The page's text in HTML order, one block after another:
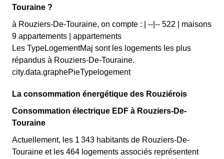
Touraine ?
à Rouziers-De-Touraine, on compte : | --|-- 522 | maisons
9 appartements | appartements
Les TypeLogementMaj sont les logements les plus
répandus à Rouziers-De-Touraine.
city.data.graphePieTypelogement
La consommation énergétique des Rouziérois
Consommation électrique EDF à Rouziers-De-
Touraine
Actuellement, les 1 343 habitants de Rouziers-De-
Touraine et les 464 logements associés représentent